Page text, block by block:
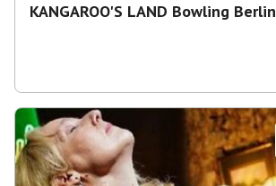
KANGAROO'S LAND Bowling Berlin